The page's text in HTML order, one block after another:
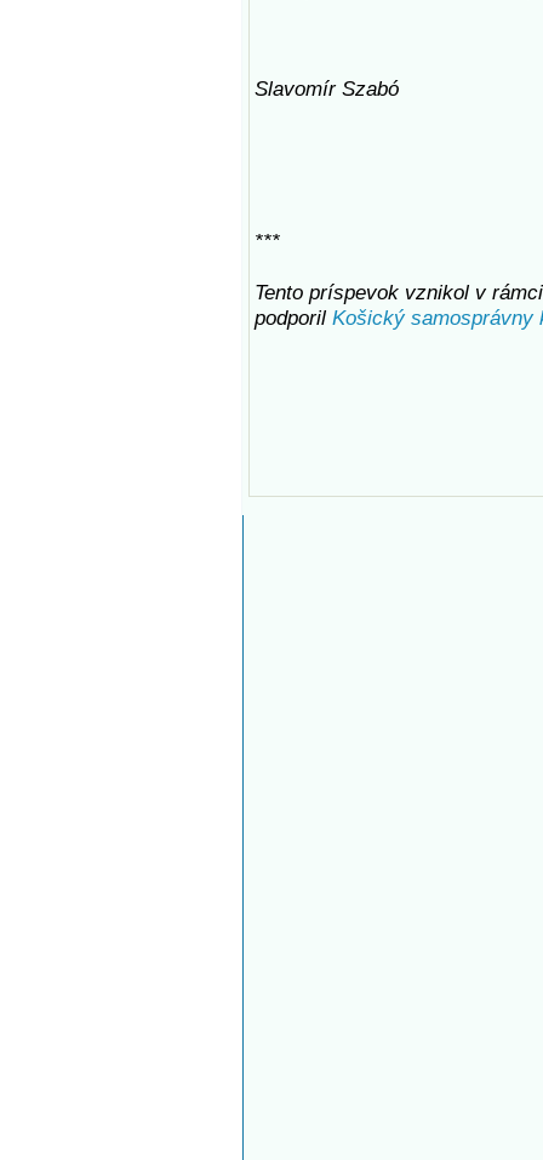
Slavomír Szabó
***
Tento príspevok vznikol v
podporil Košický samosprávny